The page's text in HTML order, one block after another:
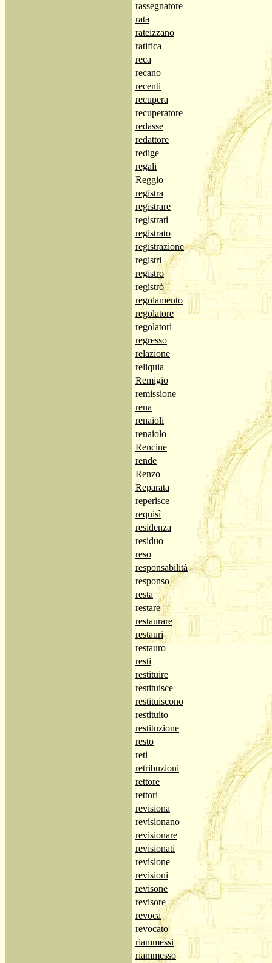
rassegnatore
rata
rateizzano
ratifica
reca
recano
recenti
recupera
recuperatore
redasse
redattore
redige
regali
Reggio
registra
registrare
registrati
registrato
registrazione
registri
registro
registrò
regolamento
regolatore
regolatori
regresso
relazione
reliquia
Remigio
remissione
rena
renaioli
renaiolo
Rencine
rende
Renzo
Reparata
reperisce
requisì
residenza
residuo
reso
responsabilità
responso
resta
restare
restaurare
restauri
restauro
resti
restituire
restituisce
restituiscono
restituito
restituzione
resto
reti
retribuzioni
rettore
rettori
revisiona
revisionano
revisionare
revisionati
revisione
revisioni
revisone
revisore
revoca
revocato
riammessi
riammesso